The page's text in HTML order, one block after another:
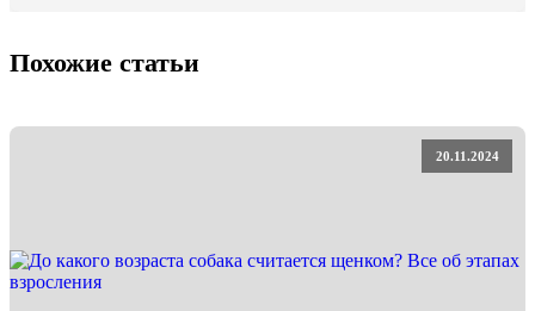
Похожие статьи
20.11.2024